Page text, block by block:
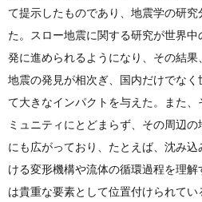
て提示したものであり、地震学の研
た。スロー地震に関する研究が世界
発に進められるようになり、その結
地震の発見が相次ぎ、国内だけでな
て大きなインパクトを与えた。また
ミュニティにとどまらず、その周辺
にも広がっており、たとえば、沈み
ける変形機構や流体の循環過程を理
は貴重な要素として位置付けられてい